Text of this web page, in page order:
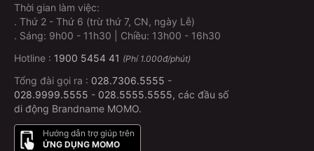
Thời gian làm việc:
. Thứ 2 - Thứ 6 (trừ thứ 7, CN, ngày Lễ)
. Sáng: 9h00 - 11h30 | Chiều: 13h00 - 16h30
Hotline : 1900 5454 41 (Phí 1.000đ/phút)
Tổng đài gọi ra : 028.7306.5555 -
028.9999.5555 - 028.5555.5555, các đầu số
di động Brandname MOMO.
Hướng dẫn trợ giúp trên
ỨNG DỤNG MOMO